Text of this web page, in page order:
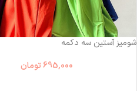
شومیز آستین سه دکمه
695,000 تومان